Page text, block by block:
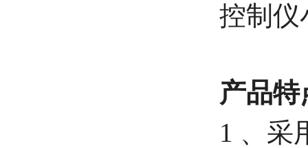
控制仪
产品
1 、采